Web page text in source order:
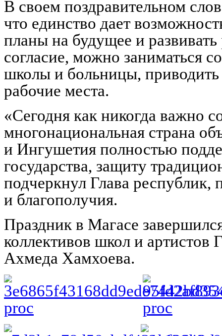
В своем поздравительном
что единство дает
планы на будущее и
согласие, можно заниматься
школы и больницы, приводить
рабочие места.
«Сегодня как никогда важно
многонациональная страна
и Ингушетия полностью
государства, защиту
подчеркнул Глава республик,
и благополучия.
Праздник в Магасе
коллективов школ и
Ахмеда Хамхоева.